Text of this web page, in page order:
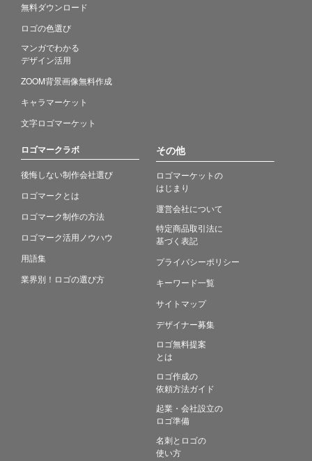
無料ダウンロード
ロゴの色選び
マンガでわかる
デザイン活用
ZOOM背景画像無料作成
キャラマーケット
文字ロゴマーケット
ロゴマークラボ
後悔しない制作会社選び
ロゴマークとは
ロゴマーク制作の方法
ロゴマーク活用ノウハウ
用語集
業界別！ロゴの選び方
その他
ロゴマーケットの
はじまり
運営会社について
特定商品取引法に
基づく表記
プライバシーポリシー
キーワード一覧
サイトマップ
デザイナー募集
ロゴ無料提案
とは
ロゴ作成の
依頼方法ガイド
起業・会社設立の
ロゴ準備
名刺とロゴの
使い方